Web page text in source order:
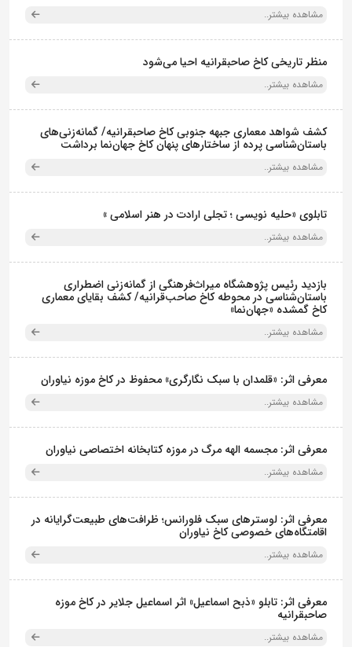
مشاهده بیشتر..
منظر تاریخی کاخ صاحبقرانیه احیا می‌شود
مشاهده بیشتر..
کشف شواهد معماری جبهه جنوبی کاخ صاحبقرانیه/ گمانه‌زنی‌های
باستان‌شناسی پرده از ساختارهای پنهان کاخ جهان‌نما برداشت
مشاهده بیشتر..
تابلوی «حلیه نویسی ؛ تجلی ارادت در هنر اسلامی »
مشاهده بیشتر..
بازدید رئیس پژوهشگاه میراث‌فرهنگی از گمانه‌زنی اضطراری
باستان‌شناسی در محوطه کاخ صاحب‌قرانیه/ کشف بقایای معماری
کاخ گمشده «جهان‌نما»
مشاهده بیشتر..
معرفی اثر: «قلمدان با سبک نگارگری» محفوظ در کاخ موزه نیاوران
مشاهده بیشتر..
معرفی اثر: مجسمه الهه مرگ در موزه کتابخانه اختصاصی نیاوران
مشاهده بیشتر..
معرفی اثر: لوسترهای سبک فلورانس؛ ظرافت‌های طبیعت‌گرایانه در
اقامتگاه‌های خصوصی کاخ نیاوران
مشاهده بیشتر..
معرفی اثر: تابلو «ذبح اسماعیل» اثر اسماعیل جلایر در کاخ موزه
صاحبقرانیه
مشاهده بیشتر..